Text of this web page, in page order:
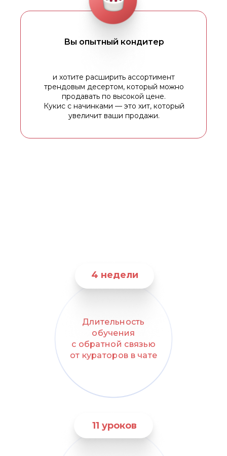
Вы опытный кондитер
и хотите расширить ассортимент
трендовым десертом, который можно
продавать по высокой цене.
Кукис с начинками — это хит, который
увеличит ваши продажи.
Длительность
обучения
с обратной связью
от кураторов в чате
4 недели
11 уроков